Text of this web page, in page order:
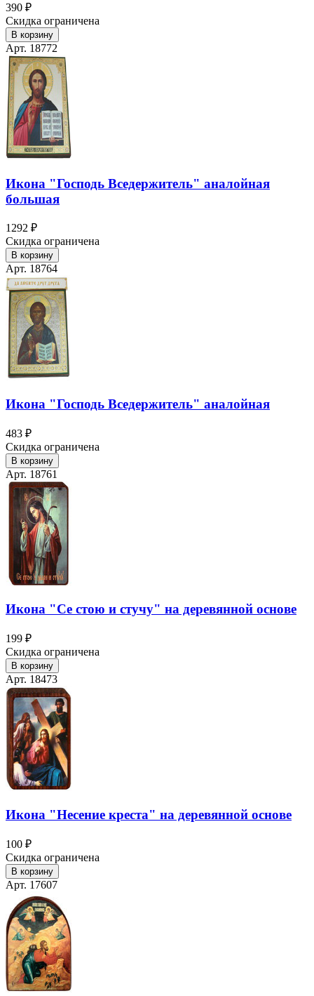
390 ₽
Скидка ограничена
В корзину
Арт. 18772
Икона "Господь Вседержитель" аналойная
большая
1292 ₽
Скидка ограничена
В корзину
Арт. 18764
Икона "Господь Вседержитель" аналойная
483 ₽
Скидка ограничена
В корзину
Арт. 18761
Икона "Се стою и стучу" на деревянной основе
199 ₽
Скидка ограничена
В корзину
Арт. 18473
Икона "Несение креста" на деревянной основе
100 ₽
Скидка ограничена
В корзину
Арт. 17607